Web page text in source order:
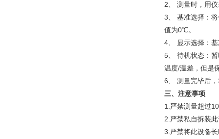
2、 测量时，用
3、 基准选择：
值为0℃。
4、 显示选择：
5、 待机状态：
温度/温差，但是
6、 测量完毕后
三、 注意事项
1.严禁测量超过
2.严禁私自拆装
3.严禁将此设备